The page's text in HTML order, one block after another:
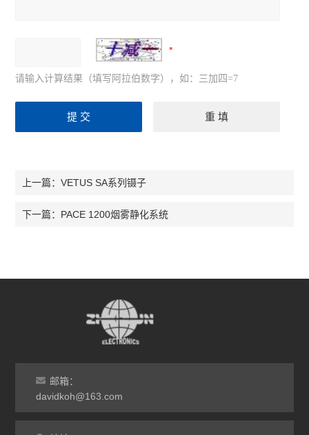
请输入计算结果（填写阿拉伯数字），如：三加四=7
上一篇：VETUS SA系列镊子
下一篇： PACE 1200烟雾静化系统
邮箱：
davidkoh@163.com